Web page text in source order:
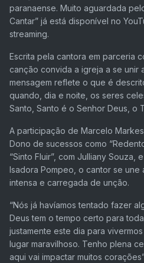
paranaense. Muito aguardada
Cantar” já está disponível no
streaming.
Escrita pela cantora em parceria
canção convida a igreja a se unir
mensagem reflete o que é
quando, dia e noite, os seres
Santo, Santo é o Senhor Deus, o
A participação de Marcelo
Dono de sucessos como
“Sinto Fluir”, com Julliany Souza,
Isadora Pompeo, o cantor se une
intensa e carregada de unção.
“Nós já havíamos tentado fazer
Deus tem o tempo certo para
justamente este dia para
lugar maravilhoso. Tenho plena
aqui vai impactar muitos